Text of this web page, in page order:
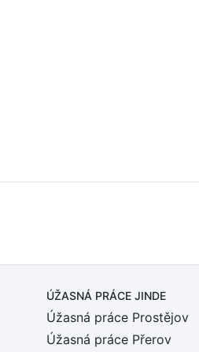
ÚŽASNÁ PRÁCE JINDE
Úžasná práce Prostějov
Úžasná práce Přerov